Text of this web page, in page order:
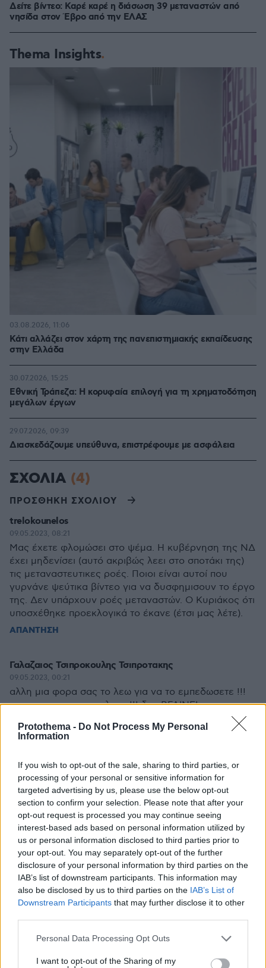
Protothema - Do Not Process My Personal
Information
If you wish to opt-out of the sale, sharing to third parties, or
processing of your personal or sensitive information for
targeted advertising by us, please use the below opt-out
section to confirm your selection. Please note that after your
opt-out request is processed you may continue seeing
interest-based ads based on personal information utilized by
us or personal information disclosed to third parties prior to
your opt-out. You may separately opt-out of the further
disclosure of your personal information by third parties on the
IAB’s list of downstream participants. This information may
also be disclosed by us to third parties on the IAB’s List of
Downstream Participants that may further disclose it to other
Please note that this website/app uses one or more Google
not limited to your visit or usage behaviour. You may click to
Personal Data Processing Opt Outs
I want to opt-out of the Sharing of my
Δείτε βίντεο: Καρέ καρέ η διάσωση 39 μεταναστών από
νησίδα στον Έβρο από την ΕΛΑΣ
Thema Insights
Κάτι αλλάζει στον χάρτη της πανεπιστημιακής εκπαίδευσης
στην Ελλάδα
03.08.2026, 11:06
Εθνική Τράπεζα: Η κορυφαία επιλογή για τη χρηματοδότηση
μεγάλων έργων
30.07.2026, 15:25
Διασκεδάζουμε υπεύθυνα, επιστρέφουμε με ασφάλεια
29.07.2026, 09:39
ΣΧΟΛΙΑ (4)
ΠΡΟΣΘΗΚΗ ΣΧΟΛΙΟΥ
trelokounelos
09.05.2023, 08:21
Μας έχετε φλομώσει στο ψέμα. Η κυβέρνηση της ΝΔ
έχει μηδενίσει (αυτό ακριβώς λεει στο σποτάκι της)
τις μεταναστευτικες ροές. Ποιοι είναι αυτοί που
γυρνάνε ψεύτικα βίντεο για να δυσφημισουν το έργο
της. Δεν υπάρχουν ροές μεταναστών. Ο Κυριάκος ότι
υποσχέθηκε προεκλογικά το έκανε (έτσι μας λέτε).
ΑΠΑΝΤΗΣΗ
Γαλαζαιος Τσιπροκουλης Τσιπροτακης
09.05.2023, 00:21
αλλη μια φορα σας το λεω για να το εμπεδωσετε !!!
τα συνορα ταχω σφαλισει !!! δεν ΒΓΑΙΝΕΙ κουμουπι
ΑΠΑΝΤΗΣΗ
Μας σώζουν 49 χρόνια αλλά η σούμα έβγαλε 400
δις χρέος & 3 μύρια παράτυπους
09.05.2023, 02:00
+1
ΑΠΑΝΤΗΣΗ
ΓΝΩ
09.05.2023, 10:19
Ρώτα καλυτερα τους γεωργους και τους
ανθρωπους του τουρισμου, να διαπιστωσεις οτι
ολο και σπανιζει αυτο το ειδος, και δε βρισκουν
να προσλαβουν στις δουλειες τους, παρ'ολο που
ο Μητσοτακης δεν τους"παπαριζει", και ετσι
εξηγειται και πώς ο Μητσοτακης κατεβασε την